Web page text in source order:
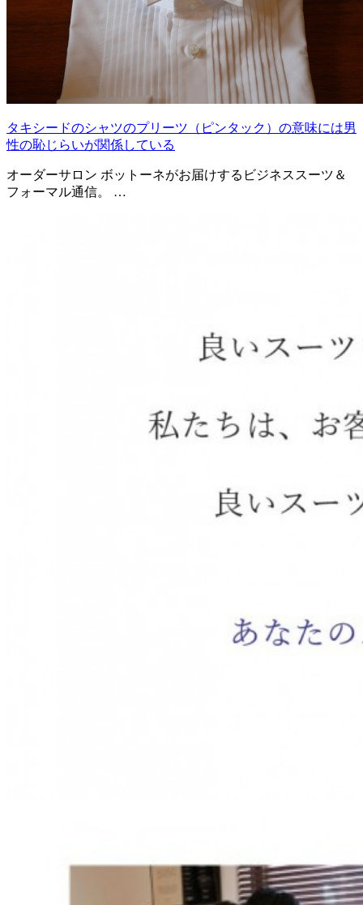
タキシードのシャツのプリーツ（ピンタック）の意味には男
性の恥じらいが関係している
オーダーサロン ボットーネがお届けするビジネススーツ＆
フォーマル通信。 …